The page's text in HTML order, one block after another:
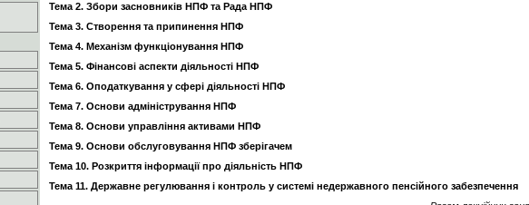
Тема 2. Збори засновників НПФ та Рада НПФ
Тема 3. Створення та припинення НПФ
Тема 4. Механізм функціонування НПФ
Тема 5. Фінансові аспекти діяльності НПФ
Тема 6. Оподаткування у сфері діяльності НПФ
Тема 7. Основи адміністрування НПФ
Тема 8. Основи управління активами НПФ
Тема 9. Основи обслуговування НПФ зберігачем
Тема 10. Розкриття інформації про діяльність НПФ
Тема 11. Державне регулювання і контроль у системі недержавного пенсійного забезпечення